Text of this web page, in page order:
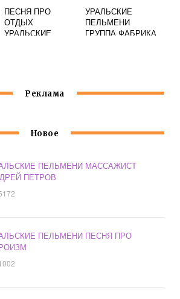
ПЕСНЯ ПРО
ОТДЫХ
УРАЛЬСКИЕ
УРАЛЬСКИЕ
ПЕЛЬМЕНИ
ГРУППА ФАБРИКА
Реклама
Новое
ПЕЛЬМЕНИ МАССАЖИСТ
ПЕТРОВ
ПЕЛЬМЕНИ ПЕСНЯ ПРО